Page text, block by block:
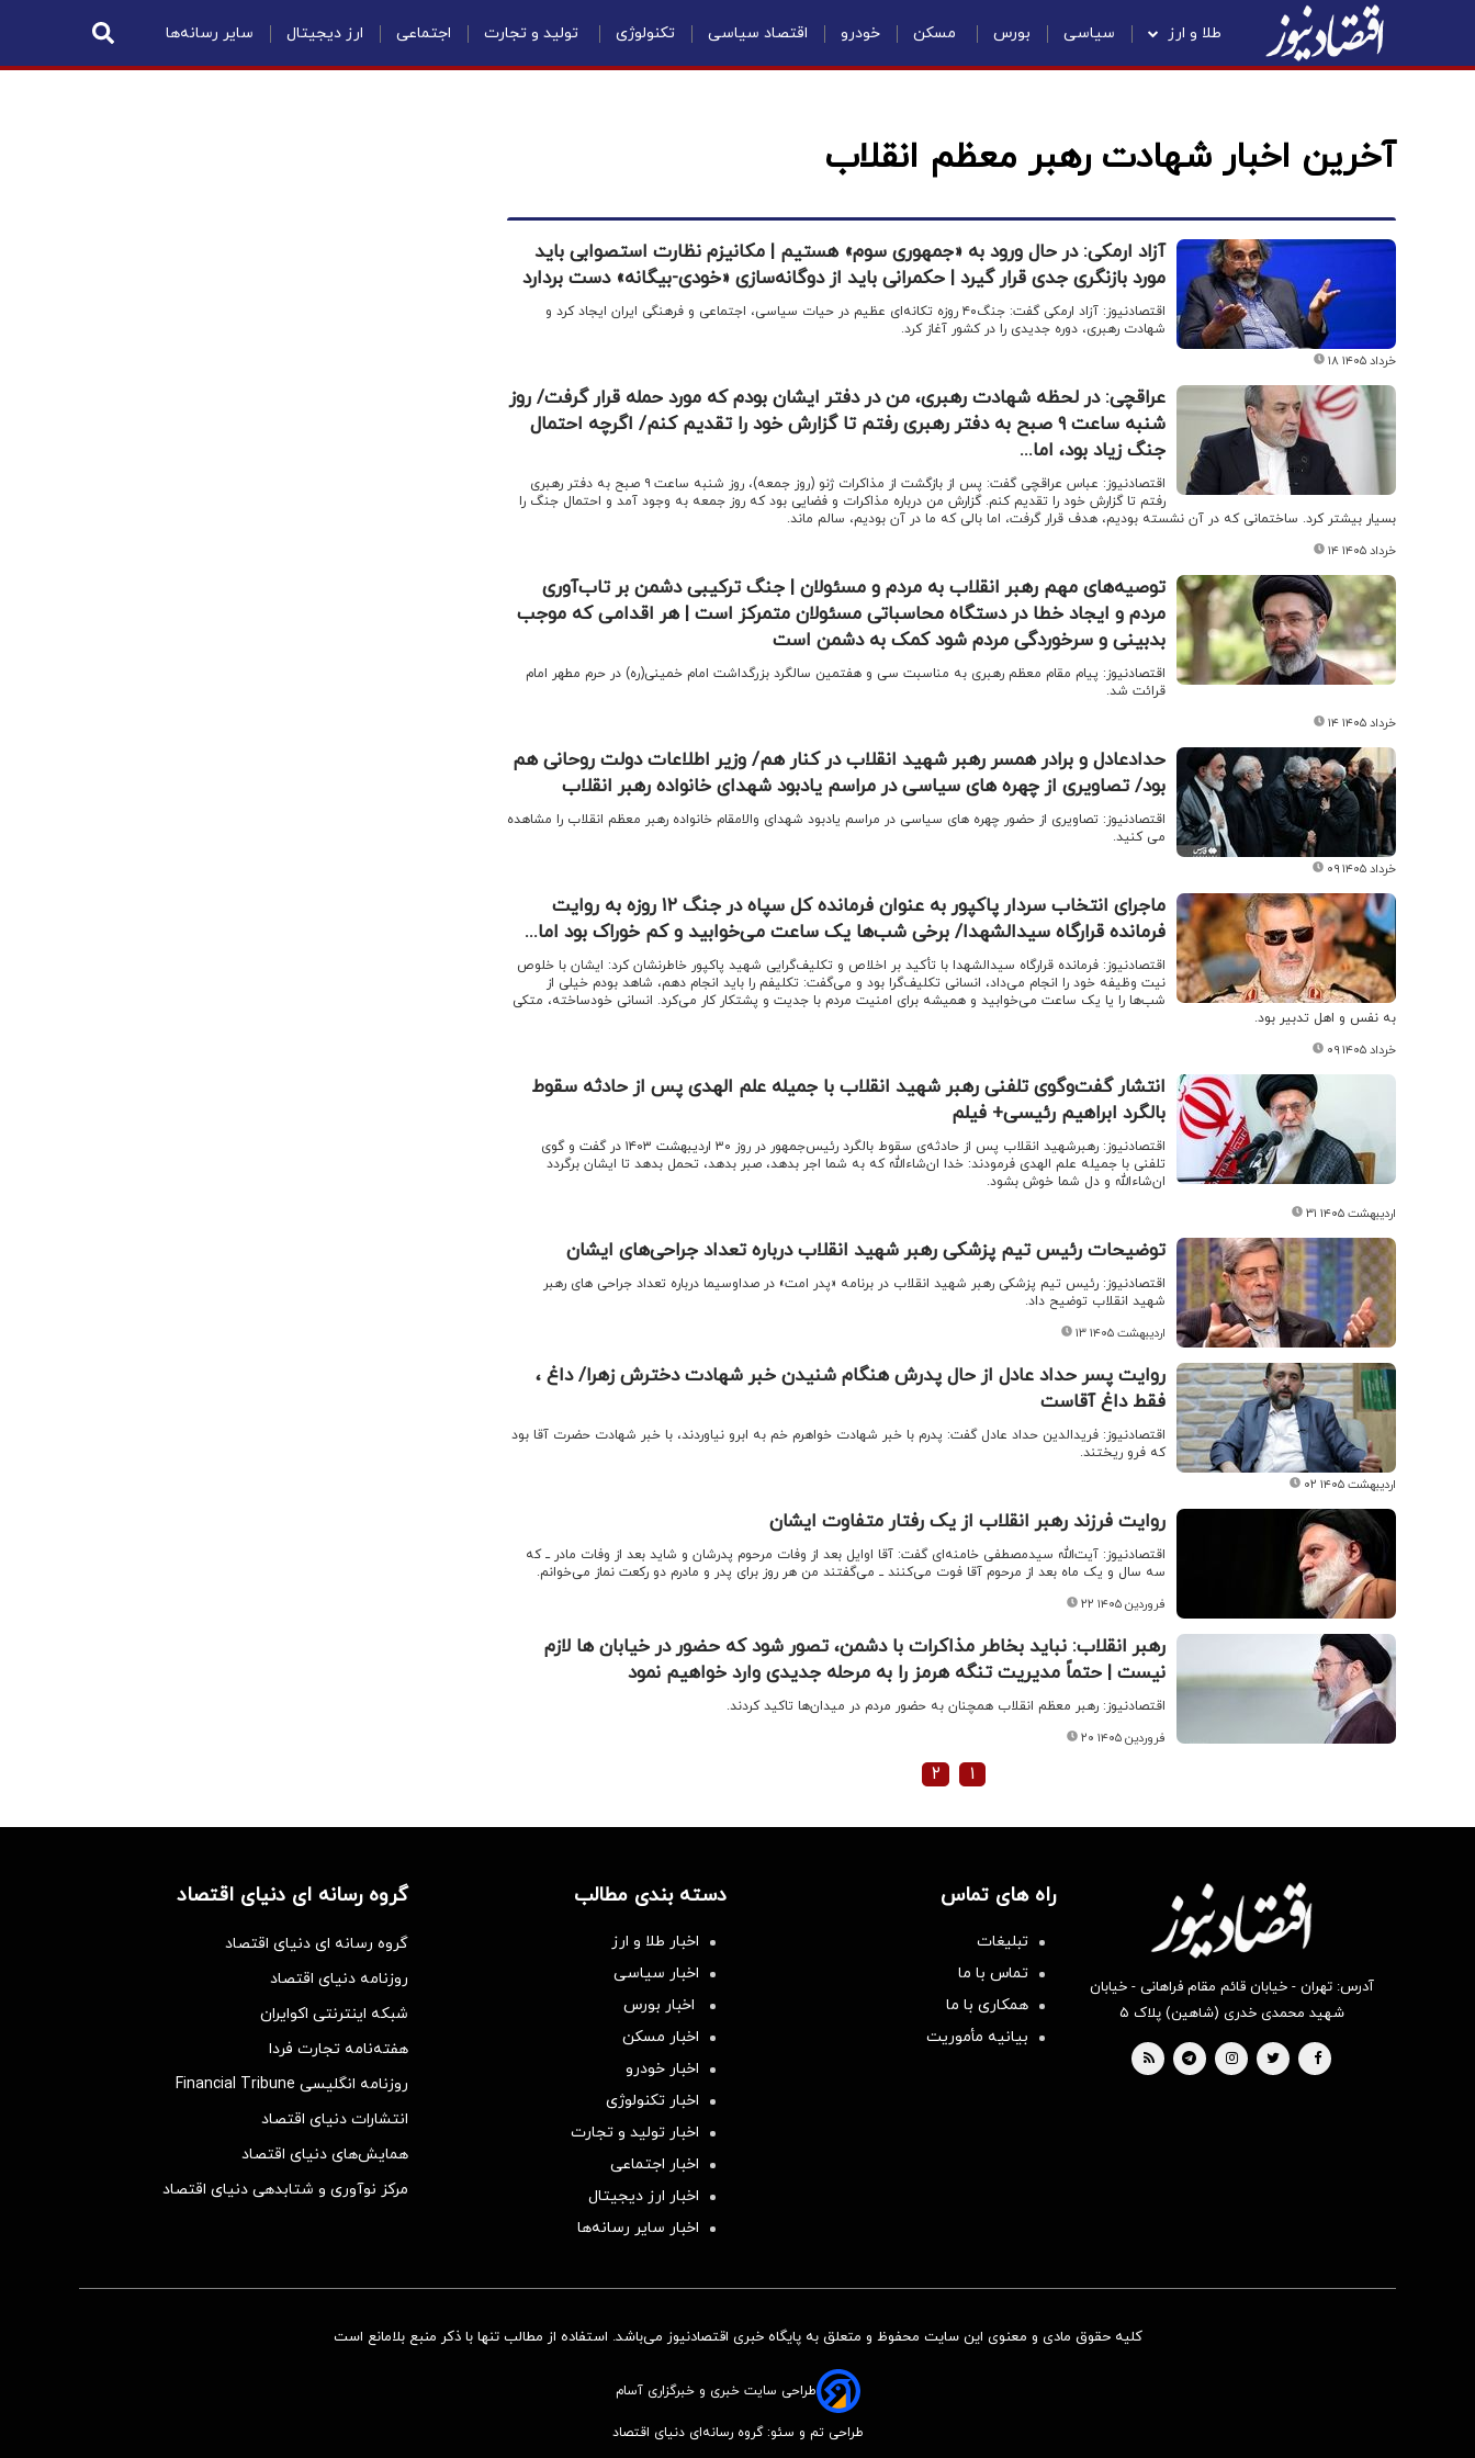
طلا و ارز سیاسی بورس مسکن خودرو اقتصاد سیاسی تکنولوژی تولید و تجارت اجتماعی ارز دیجیتال سایر رسانه‌ها
آخرین اخبار شهادت رهبر معظم انقلاب
آزاد ارمکی: در حال ورود به «جمهوری سوم» هستیم | مکانیزم نظارت استصوابی باید
مورد بازنگری جدی قرار گیرد | حکمرانی باید از دوگانه‌سازی «خودی-بیگانه» دست بردارد
اقتصادنیوز: آزاد ارمکی گفت: جنگ۴۰ روزه تکانه‌ای عظیم در حیات سیاسی، اجتماعی و فرهنگی ایران ایجاد کرد و
شهادت رهبری، دوره جدیدی را در کشور آغاز کرد.
۱۸ خرداد ۱۴۰۵
عراقچی: در لحظه شهادت رهبری، من در دفتر ایشان بودم که مورد حمله قرار گرفت/ روز
شنبه ساعت ۹ صبح به دفتر رهبری رفتم تا گزارش خود را تقدیم کنم/ اگرچه احتمال
جنگ زیاد بود، اما...
اقتصادنیوز: عباس عراقچی گفت: پس از بازگشت از مذاکرات ژنو (روز جمعه)، روز شنبه ساعت ۹ صبح به دفتر رهبری
رفتم تا گزارش خود را تقدیم کنم. گزارش من درباره مذاکرات و فضایی بود که روز جمعه به وجود آمد و احتمال جنگ را
بسیار بیشتر کرد. ساختمانی که در آن نشسته بودیم، هدف قرار گرفت، اما بالی که ما در آن بودیم، سالم ماند.
۱۴ خرداد ۱۴۰۵
توصیه‌های مهم رهبر انقلاب به مردم و مسئولان | جنگ ترکیبی دشمن بر تاب‌آوری
مردم و ایجاد خطا در دستگاه محاسباتی مسئولان متمرکز است | هر اقدامی که موجب
بدبینی و سرخوردگی مردم شود کمک به دشمن است
اقتصادنیوز: پیام مقام معظم رهبری به مناسبت سی و هفتمین سالگرد بزرگداشت امام خمینی(ره) در حرم مطهر امام
قرائت شد.
۱۴ خرداد ۱۴۰۵
حدادعادل و برادر همسر رهبر شهید انقلاب در کنار هم/ وزیر اطلاعات دولت روحانی هم
بود/ تصاویری از چهره های سیاسی در مراسم یادبود شهدای خانواده رهبر انقلاب
اقتصادنیوز: تصاویری از حضور چهره های سیاسی در مراسم یادبود شهدای والامقام خانواده رهبر معظم انقلاب را مشاهده
می کنید.
۰۹ خرداد ۱۴۰۵
ماجرای انتخاب سردار پاکپور به عنوان فرمانده کل سپاه در جنگ ۱۲ روزه به روایت
فرمانده قرارگاه سیدالشهدا/ برخی شب‌ها یک ساعت می‌خوابید و کم خوراک بود اما...
اقتصادنیوز: فرمانده قرارگاه سیدالشهدا با تأکید بر اخلاص و تکلیف‌گرایی شهید پاکپور خاطرنشان کرد: ایشان با خلوص
نیت وظیفه خود را انجام می‌داد، انسانی تکلیف‌گرا بود و می‌گفت: تکلیفم را باید انجام دهم، شاهد بودم خیلی از
شب‌ها را یا یک ساعت می‌خوابید و همیشه برای امنیت مردم با جدیت و پشتکار کار می‌کرد. انسانی خودساخته، متکی
به نفس و اهل تدبیر بود.
۰۹ خرداد ۱۴۰۵
انتشار گفت‌وگوی تلفنی رهبر شهید انقلاب با جمیله علم الهدی پس از حادثه سقوط
بالگرد ابراهیم رئیسی+ فیلم
اقتصادنیوز: رهبرشهید انقلاب پس از حادثه‌ی سقوط بالگرد رئیس‌جمهور در روز ۳۰ اردیبهشت ۱۴۰۳ در گفت و گوی
تلفنی با جمیله علم الهدی فرمودند: خدا ان‌شاءالله که به شما اجر بدهد، صبر بدهد، تحمل بدهد تا ایشان برگردد
ان‌شاءالله و دل شما خوش بشود.‌
۳۱ اردیبهشت ۱۴۰۵
توضیحات رئیس تیم پزشکی رهبر شهید انقلاب درباره تعداد جراحی‌های ایشان
اقتصادنیوز: رئیس تیم پزشکی رهبر شهید انقلاب در برنامه «پدر امت» در صداوسیما درباره تعداد جراحی های رهبر
شهید انقلاب توضیح داد.
۱۳ اردیبهشت ۱۴۰۵
روایت پسر حداد عادل از حال پدرش هنگام شنیدن خبر شهادت دخترش زهرا/ داغ ،
فقط داغ آقاست
اقتصادنیوز: فریدالدین حداد عادل گفت: پدرم با خبر شهادت خواهرم خم به ابرو نیاوردند، با خبر شهادت حضرت آقا بود
که فرو ریختند.
۰۲ اردیبهشت ۱۴۰۵
روایت فرزند رهبر انقلاب از یک رفتار متفاوت ایشان
اقتصادنیوز: آیت‌الله سیدمصطفی خامنه‌ای گفت: آقا اوایل بعد از وفات مرحوم پدرشان و شاید بعد از وفات مادر ــ که
سه سال و یک ماه بعد از مرحوم آقا فوت می‌کنند ــ می‌گفتند من هر روز برای پدر و مادرم دو رکعت نماز می‌خوانم.
۲۲ فروردین ۱۴۰۵
رهبر انقلاب: نباید بخاطر مذاکرات با دشمن، تصور شود که حضور در خیابان ها لازم
نیست | حتماً مدیریت تنگه هرمز را به مرحله جدیدی وارد خواهیم نمود
اقتصادنیوز: رهبر معظم انقلاب همچنان به حضور مردم در میدان‌ها تاکید کردند.
۲۰ فروردین ۱۴۰۵
۱ ۲
آدرس: تهران - خیابان قائم مقام فراهانی - خیابان
شهید محمدی خدری (شاهین) پلاک ۵
راه های تماس
تبلیغات
تماس با ما
همکاری با ما
بیانیه مأموریت
دسته بندی مطالب
اخبار طلا و ارز
اخبار سیاسی
اخبار بورس
اخبار مسکن
اخبار خودرو
اخبار تکنولوژی
اخبار تولید و تجارت
اخبار اجتماعی
اخبار ارز دیجیتال
اخبار سایر رسانه‌‌ها
گروه رسانه ای دنیای اقتصاد
گروه رسانه ای دنیای اقتصاد
روزنامه دنیای اقتصاد
شبکه اینترنتی اکوایران
هفته‌نامه تجارت فردا
روزنامه انگلیسی Financial Tribune
انتشارات دنیای اقتصاد
همایش‌های دنیای اقتصاد
مرکز نوآوری و شتابدهی دنیای اقتصاد
کلیه حقوق مادی و معنوی این سایت محفوظ و متعلق به پایگاه خبری اقتصادنیوز می‌باشد. استفاده از مطالب تنها با ذکر منبع بلامانع است
طراحی سایت خبری و خبرگزاری آسام
طراحی تم و سئو: گروه رسانه‌ای دنیای اقتصاد